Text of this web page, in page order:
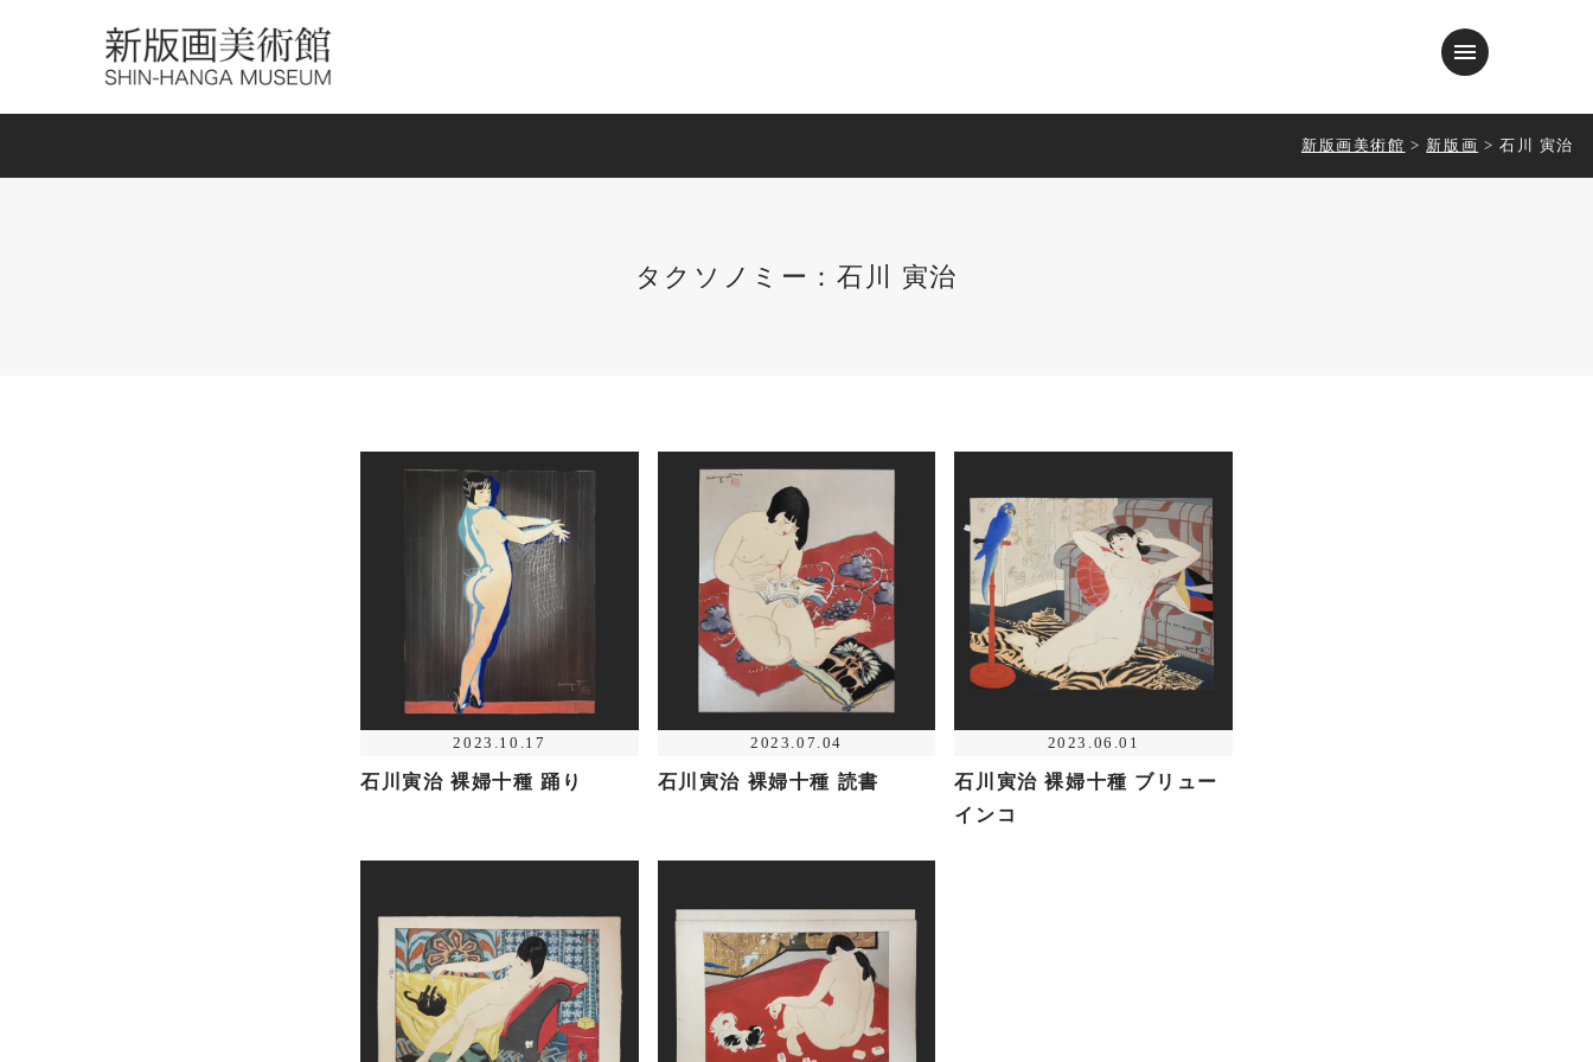
menu
新版画美術館 > 新版画 > 石川 寅治
タクソノミー：石川 寅治
2023.10.17
石川寅治 裸婦十種 踊り
2023.07.04
石川寅治 裸婦十種 読書
2023.06.01
石川寅治 裸婦十種 ブリュー
インコ